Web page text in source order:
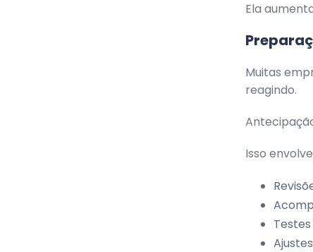
Ela
Muitas
reagindo.
Isso